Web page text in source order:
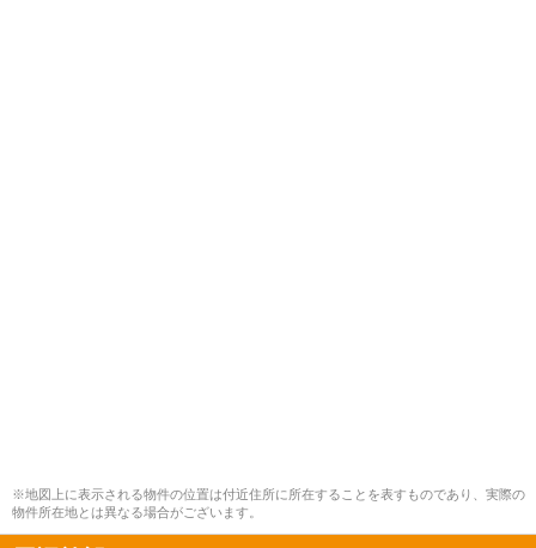
※地図上に表示される物件の位置は付近住所に所在することを表すものであり、実際の
物件所在地とは異なる場合がございます。